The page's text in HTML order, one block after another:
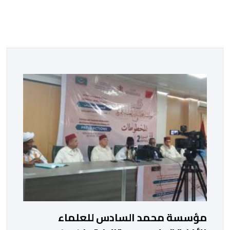
مؤسسة محمد السادس للعلماء